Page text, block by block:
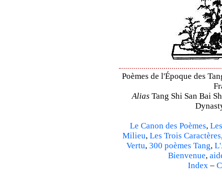
Poèmes de l'Époque des
Alias Tang Shi San Bai
Le Canon des Poèmes,
Milieu, Les Trois Caractères
Vertu, 300 poèmes Tang,
Bienvenue,
Index–